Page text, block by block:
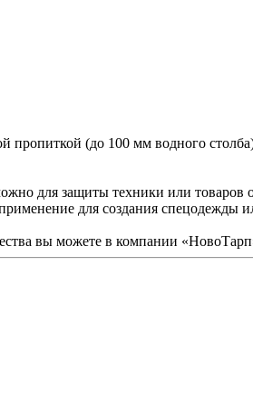
пропиткой (до 100 мм водного
для защиты техники или
для создания спецодежды
вы можете в компании